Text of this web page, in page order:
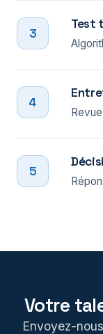
3
Test
4
5
Votre
Envoyez-